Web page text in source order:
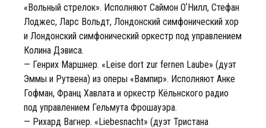
«Вольный стрелок». Исполняют Саймон ОʼНилл, Стефан
Лоджес, Ларс Вольдт, Лондонский симфонический хор
и Лондонский симфонический оркестр под управлением
Колина Дэвиса.
— Генрих Маршнер. «Leise dort zur fernen Laube» (дуэт
Эммы и Рутвена) из оперы «Вампир». Исполняют Анке
Гофман, Франц Хавлата и оркестр Кёльнского радио
под управлением Гельмута Фрошауэра.
— Рихард Вагнер. «Liebesnacht» (дуэт Тристана